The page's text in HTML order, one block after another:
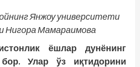
Янжоу университети
Нигора Мамараимова
ёшлар дунёнинг
Улар ўз иқтидорини